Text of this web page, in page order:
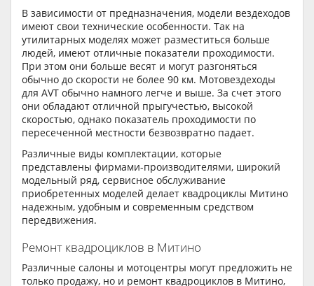
В зависимости от предназначения, модели вездеходов
имеют свои технические особенности. Так на
утилитарных моделях может разместиться больше
людей, имеют отличные показатели проходимости.
При этом они больше весят и могут разгоняться
обычно до скорости не более 90 км. Мотовездеходы
для AVT обычно намного легче и выше. За счет этого
они обладают отличной прыгучестью, высокой
скоростью, однако показатель проходимости по
пересеченной местности безвозвратно падает.
Различные виды комплектации, которые
представлены фирмами-производителями, широкий
модельный ряд, сервисное обслуживание
приобретенных моделей делает квадроциклы Митино
надежным, удобным и современным средством
передвижения.
Ремонт квадроциклов в Митино
Различные салоны и мотоцентры могут предложить не
только продажу, но и ремонт квадроциклов в Митино,